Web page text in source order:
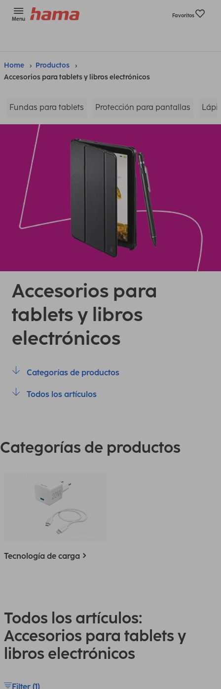
Menu
Favoritos
Home
Productos
Accesorios para tablets y libros electrónicos
Fundas para tablets Protección para pantallas
Accesorios para
tablets y libros
electrónicos
Categorías de productos
Todos los artículos
Categorías de productos
Tecnología de carga
Todos los artículos:
Accesorios para tablets y
libros electrónicos
Filter (1)